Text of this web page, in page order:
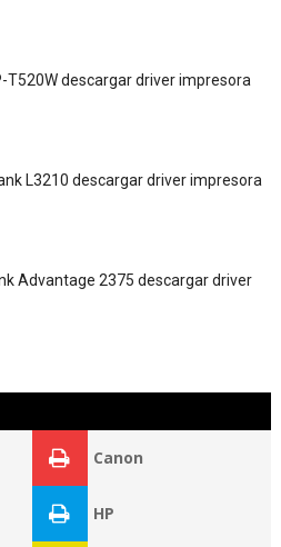
T520W descargar driver impresora
L3210 descargar driver impresora
Advantage 2375 descargar driver
Canon
HP